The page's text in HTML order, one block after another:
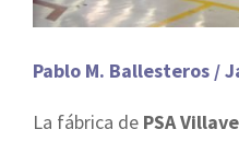
Pablo M. Ballesteros /
La fábrica de PSA